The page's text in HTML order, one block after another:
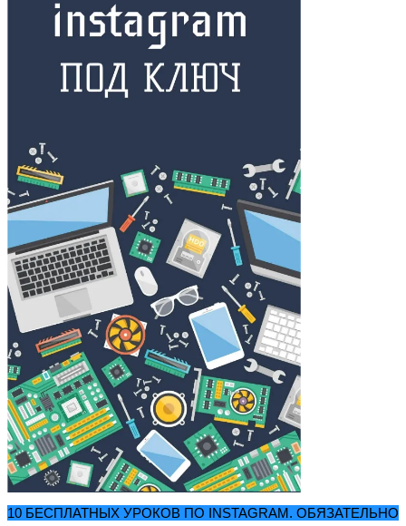
10 БЕСПЛАТНЫХ УРОКОВ ПО INSTAGRAM. ОБЯЗАТЕЛЬНО